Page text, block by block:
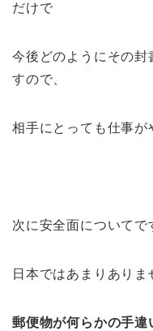
だけで
今後どのようにその封
すので、
相手にとっても仕事が
次に安全面についてで
日本ではあまりありま
郵便物が何らかの手違